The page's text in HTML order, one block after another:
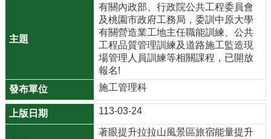
m
私
權
政
策
有關內政部、行政院公共工程委員會
及桃園市政府工務局，委訓中原大學
有關營造業工地主任職能訓練、公共
工程品質管理訓練及道路施工監造現
場管理人員訓練等相關課程，已開放
報名!
施工管理科
113-03-24
著眼提升拉拉山風景區旅宿能量提升